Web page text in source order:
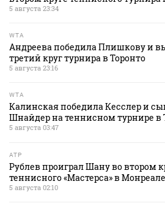
5 августа 23:34
WTA
Андреева победила Плишкову и
третий круг турнира в Торонто
5 августа 23:16
WTA
Калинская победила Кесслер и
Шнайдер на теннисном турнире в
5 августа 03:47
ATP
Рублев проиграл Шану во втором
теннисного «Мастерса» в Монреале
5 августа 02:10